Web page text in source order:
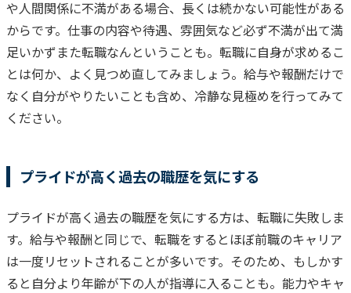
や人間関係に不満がある場合、長くは続かない可能性がある
からです。 仕事の内容や待遇、雰囲気など必ず不満が出て満
足いかずまた転職なんということも。転職に自身が求めるこ
とは何か、よく見つめ直してみましょう。給与や報酬だけで
なく自分がやりたいことも含め、冷静な見極めを行ってみて
ください。
プライドが高く過去の職歴を気にする
プライドが高く過去の職歴を気にする方は、転職に失敗しま
す。 給与や報酬と同じで、転職をするとほぼ前職のキャリア
は一度リセットされることが多いです。そのため、もしかす
ると自分より年齢が下の人が指導に入ることも。能力やキャ